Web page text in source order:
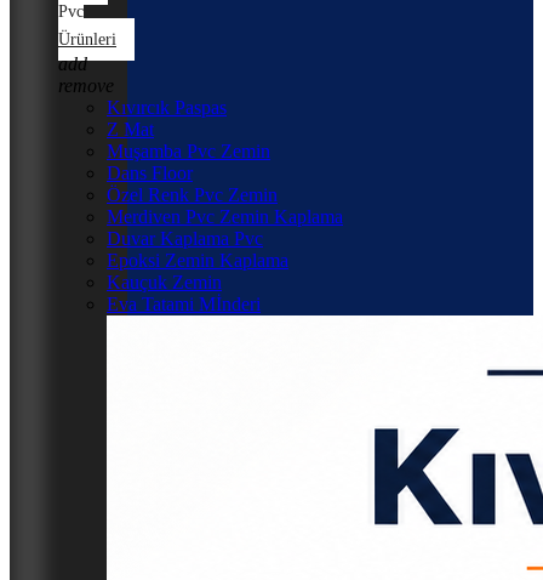
Pvc
Ürünleri
add
remove
Kıvırcık Paspas
Z Mat
Muşamba Pvc Zemin
Dans Floor
Özel Renk Pvc Zemin
Merdiven Pvc Zemin Kaplama
Duvar Kaplama Pvc
Epoksi Zemin Kaplama
Kauçuk Zemin
Eva Tatami Mİnderi